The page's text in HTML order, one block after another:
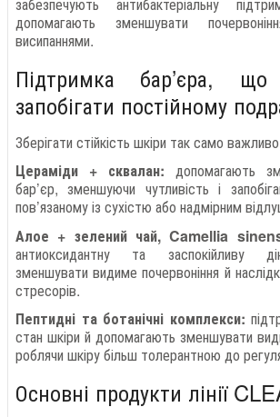
забезпечують антибактеріальну
допомагають зменшувати
висипаннями.
Підтримка бар’єра, що
запобігати постійному
Зберігати стійкість шкіри так само
Цераміди + сквалан: допомагають
бар’єр, зменшуючи чутливість і
пов’язаному із сухістю або надмірним
Алое + зелений чай, Camellia
антиоксидантну та заспокійливу
зменшувати видиме почервоніння й
стресорів.
Пептидні та ботанічні комплекси:
стан шкіри й допомагають зменшувати
роблячи шкіру більш толерантною до
Основні продукти лінії